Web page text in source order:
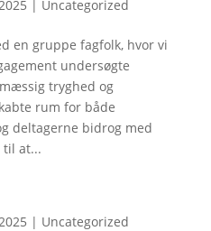
| Uncategorized
en gruppe fagfolk, hvor vi
undersøgte
tryghed og
rum for både
deltagerne bidrog med
til at...
| Uncategorized